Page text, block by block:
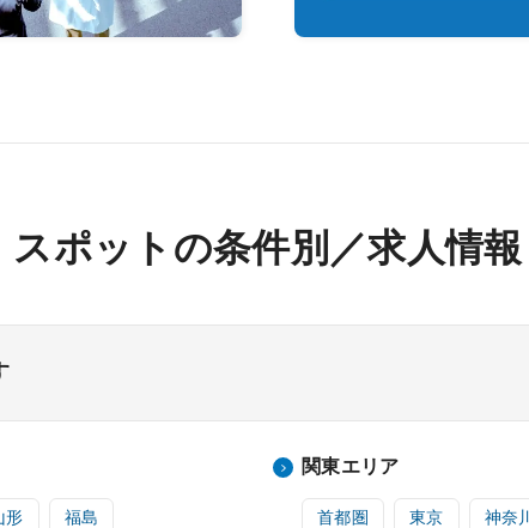
スポットの条件別／求人情報
形 福島
関東エリア
首都圏 東京 神奈川